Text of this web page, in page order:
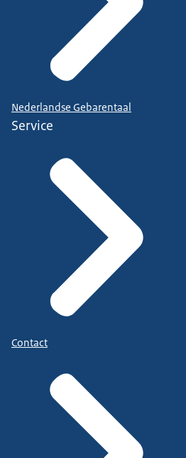
Nederlandse Gebarentaal
Service
Contact